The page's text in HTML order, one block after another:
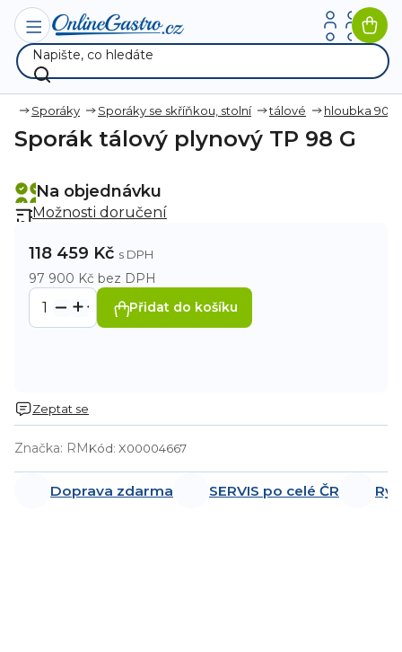
Přejít
obsah
Sporáky Sporáky se skříňkou, stolní tálové hloubka
Sporák tálový plynový TP 98 G
Značka: RMKód: X00004667
Na objednávku
Možnosti doručení
118 459 Kč
97 900 Kč bez DPH
Přidat do košíku
Zeptat se
Doprava zdarma SERVIS po celé ČR